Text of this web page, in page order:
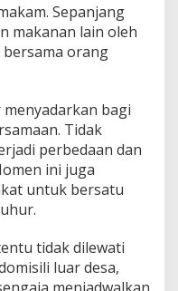
Sepanjang
makanan lain oleh
bersama orang
bagi
Tidak
perbedaan dan
ini juga
untuk bersatu
tidak dilewati
luar desa,